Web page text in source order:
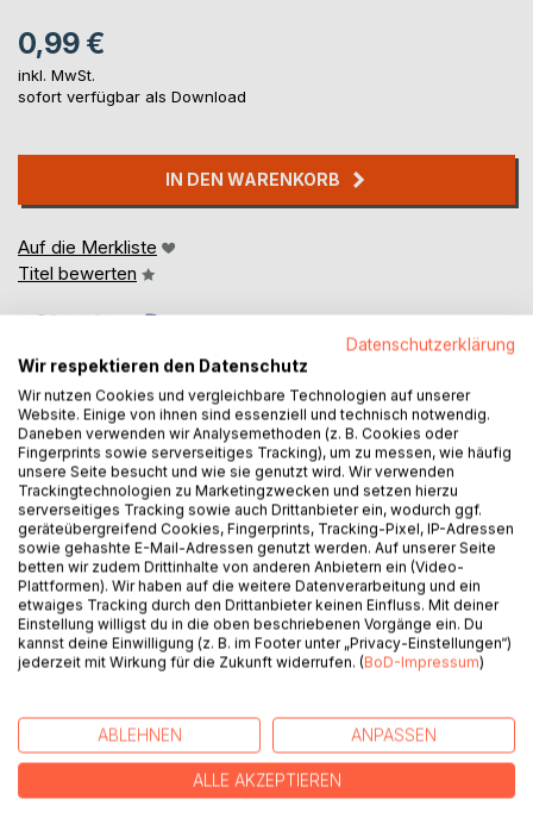
0,99 €
inkl. MwSt.
sofort verfügbar als Download
IN DEN WARENKORB
Auf die Merkliste
Titel bewerten
BESCHREIBUNG
Vereinfacht gesagt befinden wir uns als Menschen in einer
Dreifach-Beziehung: zu uns selbst, zu anderen Menschen
und zu Gott. Natürlich beeinflussen sich diese drei
Beziehungen gegenseitig: habe ich z.B. ein gestörtes
Verhältnis zu mir selbst, wird auch meine Beziehung zu
anderen Menschen davon beeinträchtigt werden - von
meiner Beziehung zu Gott ganz zu schweigen.
tragen, aber das schien mir zu langweilig. Jedenfalls geht
es in dieser kleinen fünfteiligen Buchreihe um das Feld
unserer zwischenmenschlichen Beziehungen, weil dort das
Minenfeld mit der größten Explosionsgefahr zu finden ist -
Datenschutzerklärung
Wir respektieren den Datenschutz
Wir nutzen Cookies und vergleichbare Technologien auf unserer
Website. Einige von ihnen sind essenziell und technisch notwendig.
Daneben verwenden wir Analysemethoden (z. B. Cookies oder
Fingerprints sowie serverseitiges Tracking), um zu messen, wie häufig
unsere Seite besucht und wie sie genutzt wird. Wir verwenden
Trackingtechnologien zu Marketingzwecken und setzen hierzu
serverseitiges Tracking sowie auch Drittanbieter ein, wodurch ggf.
geräteübergreifend Cookies, Fingerprints, Tracking-Pixel, IP-Adressen
sowie gehashte E-Mail-Adressen genutzt werden. Auf unserer Seite
betten wir zudem Drittinhalte von anderen Anbietern ein (Video-
Plattformen). Wir haben auf die weitere Datenverarbeitung und ein
etwaiges Tracking durch den Drittanbieter keinen Einfluss. Mit deiner
Einstellung willigst du in die oben beschriebenen Vorgänge ein. Du
kannst deine Einwilligung (z. B. im Footer unter „Privacy-Einstellungen“)
jederzeit mit Wirkung für die Zukunft widerrufen. (BoD-Impressum)
ABLEHNEN ANPASSEN
ALLE AKZEPTIEREN